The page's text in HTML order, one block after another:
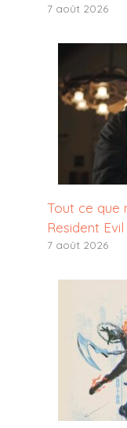
7 août 2026
Tout ce que
Resident
7 août 2026